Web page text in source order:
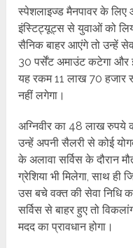
स्पेशलाइज्ड मैनपावर के
इंस्टिट्यूट्स से युवाओं को
सैनिक बाहर आएंगे तो उन्हें
30 पर्सेंट अमाउंट कटेगा और
यह रकम 11 लाख 70 हजार
नहीं लगेगा।
अग्निवीर का 48 लाख रुपये
उन्हें अपनी सैलरी से कोई
के अलावा सर्विस के दौरान
ग्रेशिया भी मिलेगा, साथ ही
उस बचे वक्त की सेवा निधि
सर्विस से बाहर हुए तो
मदद का प्रावधान होगा।